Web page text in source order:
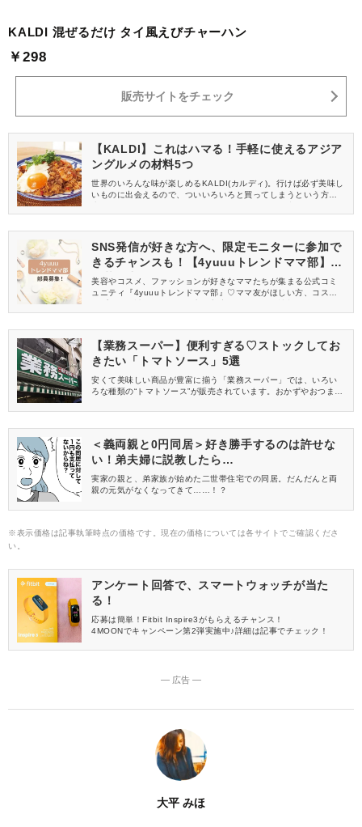
KALDI 混ぜるだけ タイ風えびチャーハン
￥298
販売サイトをチェック
【KALDI】これはハマる！手軽に使えるアジア
ングルメの材料5つ
世界のいろんな味が楽しめるKALDI(カルディ)。行けば必ず美味し
いものに出会えるので、ついいろいろと買ってしまうという方も
あればすぐに美味しいエスニックな料理が食べられるというアイ
アジアの料理を楽しんでくださいね♡
SNS発信が好きな方へ、限定モニターに参加で
きるチャンスも！【4yuuuトレンドママ部】部
員募集中
美容やコスメ、ファッションが好きなママたちが集まる公式コミ
ュニティ『4yuuuトレンドママ部』♡ママ友がほしい方、コスメサ
信してくれる方を募集しています！
【業務スーパー】便利すぎる♡ストックしてお
きたい「トマトソース」5選
安くて美味しい商品が豊富に揃う「業務スーパー」では、いろい
ろな種類の“トマトソース”が販売されています。おかずやおつまみ
や食事を簡単に済ませたい時などに便利ですよ♪そこで今回は、
ご紹介します。
＜義両親と0円同居＞好き勝手するのは許せな
い！弟夫婦に説教したら…
実家の親と、弟家族が始めた二世帯住宅での同居。だんだんと両
親の元気がなくなってきて……！？
※表示価格は記事執筆時点の価格です。現在の価格については各サイトでご確認くださ
い。
アンケート回答で、スマートウォッチが当た
る！
応募は簡単！Fitbit Inspire3がもらえるチャンス！
4MOONでキャンペーン第2弾実施中♪詳細は記事でチェック！
― 広告 ―
大平 みほ